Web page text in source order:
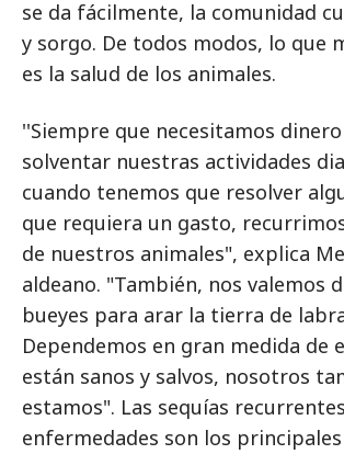
se da fácilmente, la comunidad
y sorgo. De todos modos, lo que
es la salud de los animales.
''Siempre que necesitamos
solventar nuestras actividades
cuando tenemos que resolver
que requiera un gasto,
de nuestros animales", explica
aldeano. "También, nos valemos
bueyes para arar la tierra de
Dependemos en gran medida de
están sanos y salvos, nosotros
estamos". Las sequías
enfermedades son los principales